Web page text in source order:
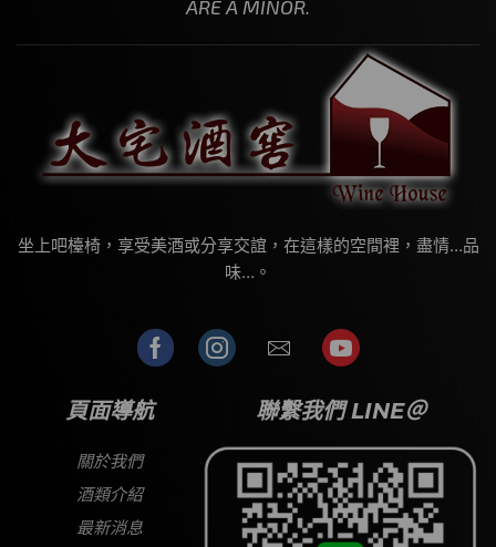
ARE A MINOR.
坐上吧檯椅，享受美酒或分享交誼，在這樣的空間裡，盡情…品
味…。
頁面導航
關於我們
酒類介紹
最新消息
聯繫我們 LINE＠